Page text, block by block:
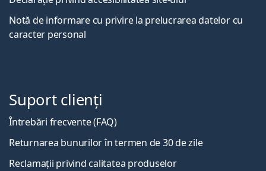
Notă de informare cu privire la prelucrarea datelor cu
caracter personal
Suport clienți
Întrebări frecvente (FAQ)
Returnarea bunurilor în termen de 30 de zile
Reclamații privind calitatea produselor